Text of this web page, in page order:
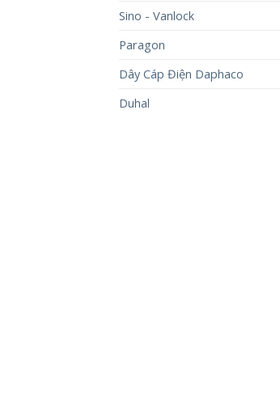
Sino - Vanlock
Paragon
Dây Cáp Điện Daphaco
Duhal